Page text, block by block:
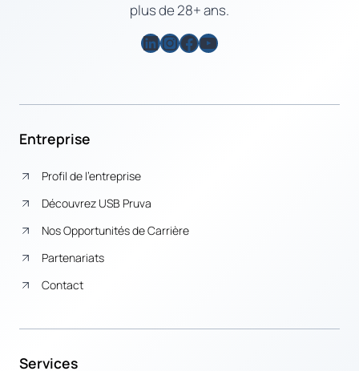
plus de 28+ ans.
LinkedIn
Instagram
Facebook
YouTube
Entreprise
Profil de l’entreprise
Découvrez USB Pruva
Nos Opportunités de Carrière
Partenariats
Contact
Services